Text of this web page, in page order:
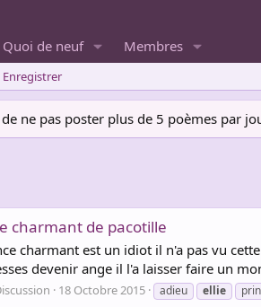
Quoi de neuf Membres
Enregistrer
ne pas poster plus de 5 poèmes par
charmant de pacotille
charmant est un idiot il n'a pas vu
devenir ange il l'a laisser faire un
18 Octobre 2015 adieu ellie